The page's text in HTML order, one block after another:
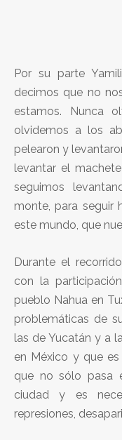
Por su parte
decimos que no
estamos. Nunca
olvidemos a los
pelearon y
levantar el
seguimos
monte, para seguir
este mundo, que
Durante el
con la
pueblo Nahua en
problemáticas de
las de Yucatán y a
en México y que
que no sólo pasa
ciudad y es
represiones,